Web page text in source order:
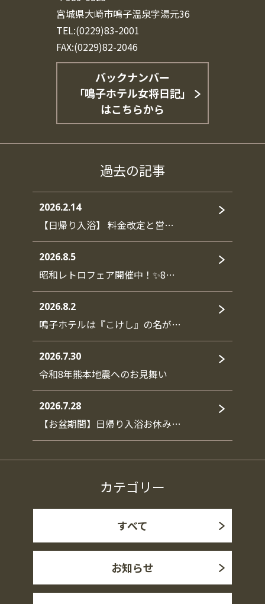
宮城県大崎市鳴子温泉字湯元36
TEL:(0229)83-2001
FAX:(0229)82-2046
バックナンバー
「鳴子ホテル女将日記」
はこちらから
過去の記事
2026.2.14
【日帰り入浴】 料金改定と営…
2026.8.5
昭和レトロフェア開催中！✨8…
2026.8.2
鳴子ホテルは『こけし』の名が…
2026.7.30
令和8年熊本地震へのお見舞い
2026.7.28
【お盆期間】日帰り入浴お休み…
カテゴリー
すべて
お知らせ